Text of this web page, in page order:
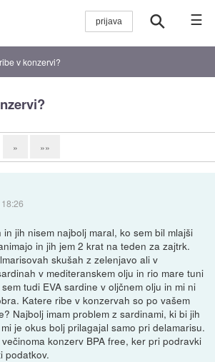
☰
v konzervi?
» »»
jih nisem najbolj maral, ko sem bil mlajši
in jih jem 2 krat na teden za zajtrk.
skušah z zelenjavo ali v
v mediteranskem olju in rio mare tuni
tudi EVA sardine v oljčnem olju in mi ni
Katere ribe v konzervah so po vašem
Najbolj imam problem z sardinami, ki bi jih
je okus bolj prilagajal samo pri delamarisu.
konzerv BPA free, ker pri podravki
podatkov.